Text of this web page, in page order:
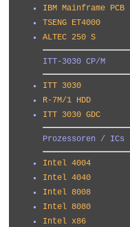
IBM Mainframe PCB
TSENG ET4000
ALTEC 250 S
ITT-3030 CP/M
ITT 3030
R-7M/1 HDD
ITT 3030 GDC
Prozessoren / ICs
Intel 4004
Intel 4040
Intel 8008
Intel 8080
Intel x86